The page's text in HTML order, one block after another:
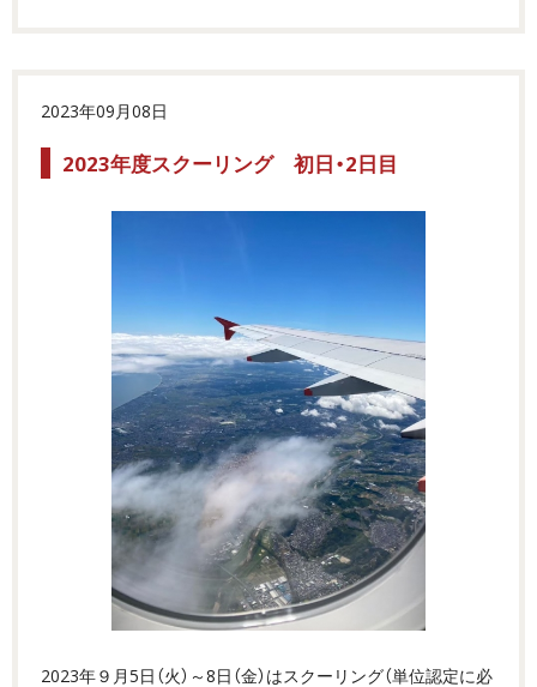
2023年09月08日
2023年度スクーリング 初日・2日目
2023年９月5日（火）～8日（金）はスクーリング（単位認定に必